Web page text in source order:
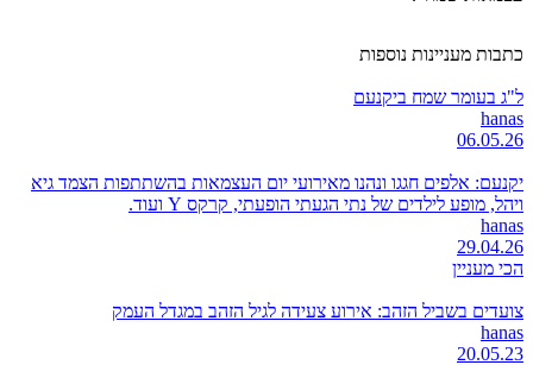
כתבות מעניינות נוספות
ל"ג בעומר שמח ביקנעם
hanas
06.05.26
יקנעם: אלפים חגגו ונהנו מאירועי יום העצמאות בהשתתפות הצמד גיא
ויהל, מופע לילדים של נתי הגעתי הופעתי, קרקס Y ועוד.
hanas
29.04.26
הכי מעניין
צועדים בשביל הזהב: אירוע צעידה לגיל הזהב במגדל העמק
hanas
20.05.23